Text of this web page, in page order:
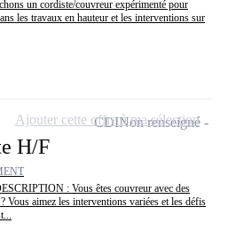
un cordiste/couvreur expérimenté pour
les travaux en hauteur et les interventions sur
H/F
: Vous êtes couvreur avec des
Vous aimez les interventions variées et les défis
CDINon renseigné
Ajouter cette offre à ma sélection